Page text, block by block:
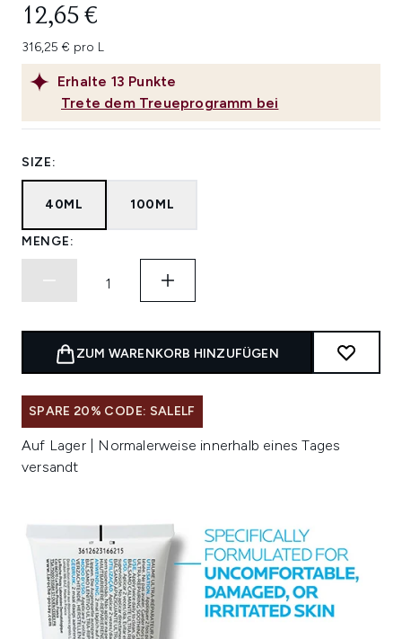
Erhalte 13 Punkte
Trete dem Treueprogramm bei
12,65 €
316,25 € pro L
SIZE:
40ML 100ML
MENGE:
ZUM WARENKORB HINZUFÜGEN
SPARE 20% CODE: SALELF
Auf Lager | Normalerweise innerhalb eines Tages
versandt